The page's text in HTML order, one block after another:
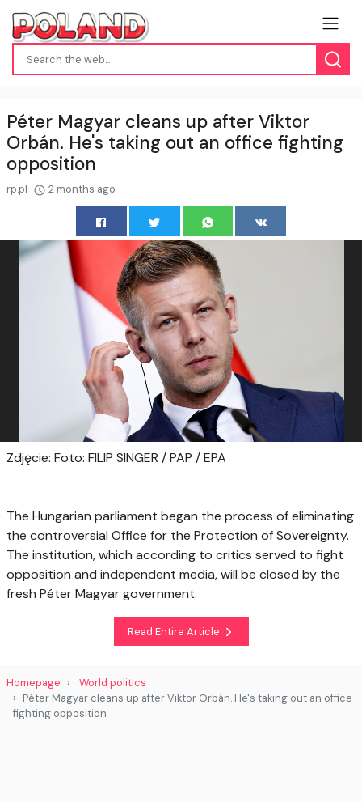
Péter Magyar cleans up after Viktor
Orbán. He's taking out an office fighting
opposition
rp.pl 2 months ago
Zdjęcie: Foto: FILIP SINGER / PAP / EPA
The Hungarian parliament began the process of eliminating
the controversial Office for the Protection of Sovereignty.
The institution, which according to critics served to fight
opposition and independent media, will be closed by the
fresh Péter Magyar government.
Read Entire Article
Homepage
World politics
Péter Magyar cleans up after Viktor Orbán. He's taking out an office
fighting opposition